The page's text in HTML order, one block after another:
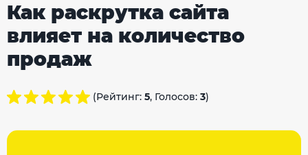
Как раскрутка сайта
влияет на количество
продаж
(Рейтинг: 5, Голосов: 3)